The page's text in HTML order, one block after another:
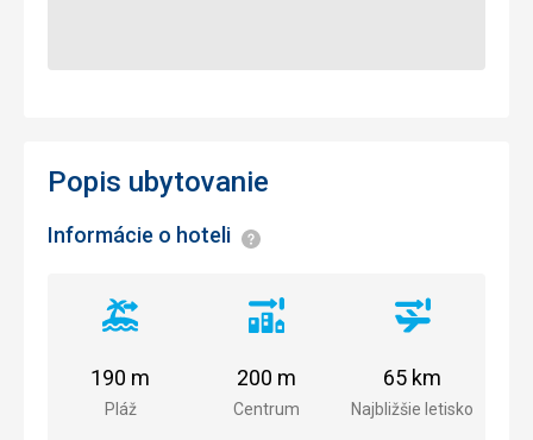
Popis ubytovanie
Informácie o hoteli Informácie
Vzdialenosť
pláže
Pláž
190 m
Vzdialenosť
centra
Centrum
200 m
Vzdialenosť
letiska
Najbližšie letisko
65 km